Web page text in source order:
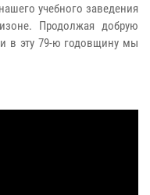
учебного заведения
Продолжая добрую
в эту 79-ю годовщину мы